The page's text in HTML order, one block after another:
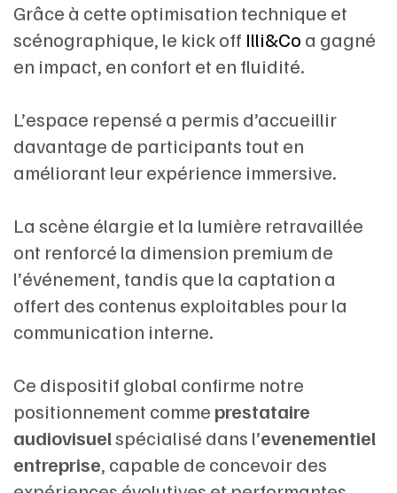
Grâce à cette optimisation technique et
scénographique, le kick off Illi&Co a gagné
en impact, en confort et en fluidité.
L’espace repensé a permis d’accueillir
davantage de participants tout en
améliorant leur expérience immersive.
La scène élargie et la lumière retravaillée
ont renforcé la dimension premium de
l’événement, tandis que la captation a
offert des contenus exploitables pour la
communication interne.
Ce dispositif global confirme notre
positionnement comme prestataire
audiovisuelspécialisé dans l’evenementiel
entreprise, capable de concevoir des